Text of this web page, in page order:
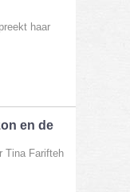
haar
en de
Tina Farifteh